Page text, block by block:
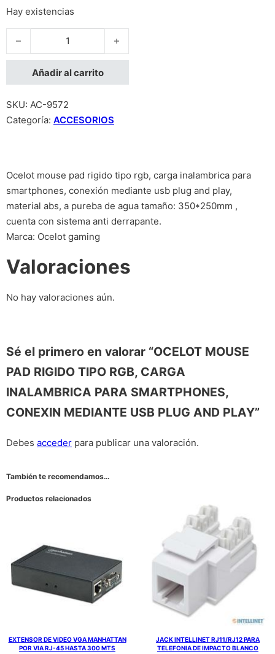
Hay existencias
OCELOT MOUSE PAD RIGIDO TIPO RGB, CARGA
Añadir al carrito
SKU: AC-9572
Categoría: ACCESORIOS
Ocelot mouse pad rigido tipo rgb, carga inalambrica para
smartphones, conexión mediante usb plug and play,
material abs, a pureba de agua tamaño: 350*250mm ,
cuenta con sistema anti derrapante.
Marca: Ocelot gaming
Valoraciones
No hay valoraciones aún.
Sé el primero en valorar “OCELOT MOUSE
PAD RIGIDO TIPO RGB, CARGA
INALAMBRICA PARA SMARTPHONES,
CONEXIN MEDIANTE USB PLUG AND PLAY”
Debes acceder para publicar una valoración.
También te recomendamos…
Productos relacionados
EXTENSOR DE VIDEO VGA MANHATTAN
POR VIA RJ-45 HASTA 300 MTS
JACK INTELLINET RJ11/RJ12 PARA
TELEFONIA DE IMPACTO BLANCO